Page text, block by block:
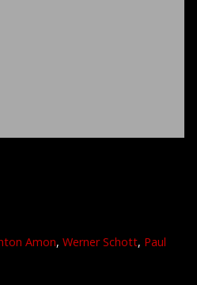
Amon, Werner Schott, Paul